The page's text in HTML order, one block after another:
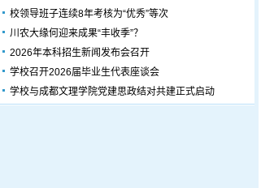
校领导班子连续8年考核为“优秀”等次
川农大缘何迎来成果“丰收季”？
2026年本科招生新闻发布会召开
学校召开2026届毕业生代表座谈会
学校与成都文理学院党建思政结对共建正式启动